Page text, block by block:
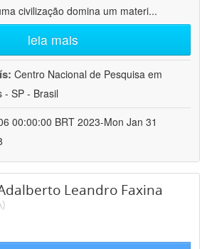
civilização domina um materi...
leia mais
Centro Nacional de Pesquisa em
- SP - Brasil
00:00:00 BRT 2023-Mon Jan 31
Leandro Faxina